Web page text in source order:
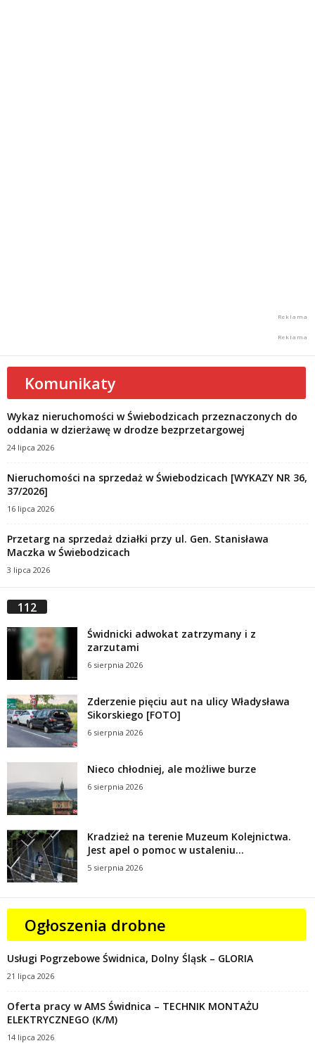
Komunikaty
Wykaz nieruchomości w Świebodzicach przeznaczonych do
oddania w dzierżawę w drodze bezprzetargowej
24 lipca 2026
Nieruchomości na sprzedaż w Świebodzicach [WYKAZY NR 36,
37/2026]
16 lipca 2026
Przetarg na sprzedaż działki przy ul. Gen. Stanisława
Maczka w Świebodzicach
3 lipca 2026
112
Świdnicki adwokat zatrzymany i z
zarzutami
6 sierpnia 2026
Zderzenie pięciu aut na ulicy Władysława
Sikorskiego [FOTO]
6 sierpnia 2026
Nieco chłodniej, ale możliwe burze
6 sierpnia 2026
Kradzież na terenie Muzeum Kolejnictwa.
Jest apel o pomoc w ustaleniu...
5 sierpnia 2026
Ogłoszenia drobne
Usługi Pogrzebowe Świdnica, Dolny Śląsk – GLORIA
21 lipca 2026
Oferta pracy w AMS Świdnica – TECHNIK MONTAŻU
ELEKTRYCZNEGO (K/M)
14 lipca 2026